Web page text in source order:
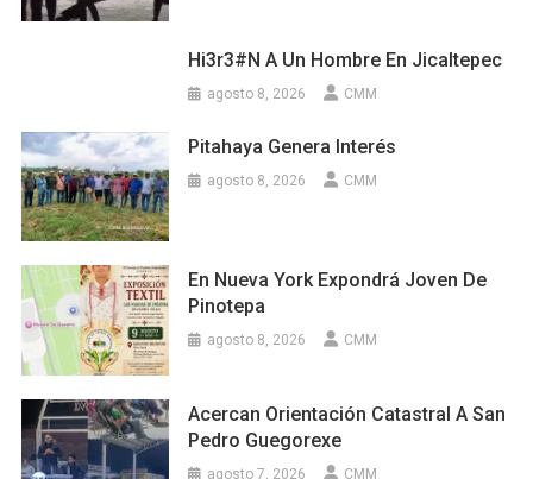
Hi3r3#n A Un Hombre En Jicaltepec
agosto 8, 2026 CMM
Pitahaya Genera Interés
agosto 8, 2026 CMM
En Nueva York Expondrá Joven De
Pinotepa
agosto 8, 2026 CMM
Acercan Orientación Catastral A San
Pedro Guegorexe
agosto 7, 2026 CMM